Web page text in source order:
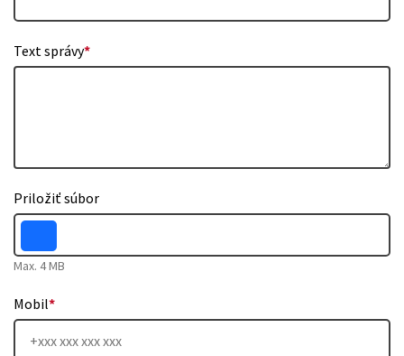
Text správy*
Priložiť súbor
Max. 4 MB
Mobil*